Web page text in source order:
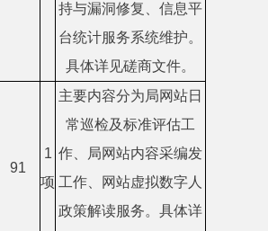
持与漏洞修复、信息平
台统计服务系统维护。
具体详见磋商文件。
91
1
项
主要内容分为局网站日
常巡检及标准评估工
作、局网站内容采编发
工作、网站虚拟数字人
政策解读服务。具体详